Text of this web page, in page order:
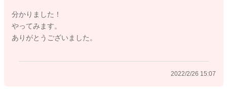
分かりました！
やってみます。
ありがとうございました。
2022/2/26 15:07